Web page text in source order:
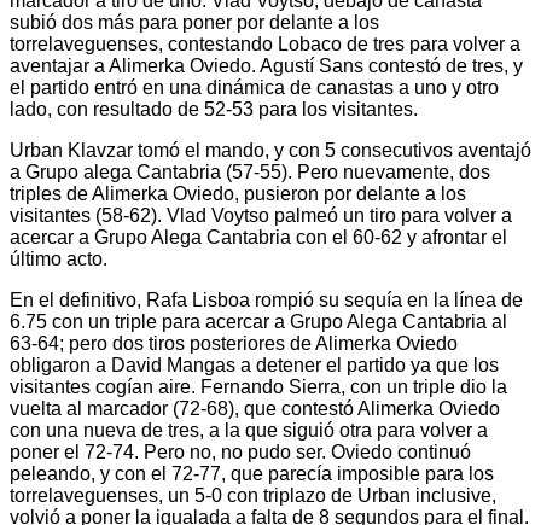
subió dos más para poner por delante a los
torrelaveguenses, contestando Lobaco de tres para volver a
aventajar a Alimerka Oviedo. Agustí Sans contestó de tres, y
el partido entró en una dinámica de canastas a uno y otro
lado, con resultado de 52-53 para los visitantes.
Urban Klavzar tomó el mando, y con 5 consecutivos aventajó
a Grupo alega Cantabria (57-55). Pero nuevamente, dos
triples de Alimerka Oviedo, pusieron por delante a los
visitantes (58-62). Vlad Voytso palmeó un tiro para volver a
acercar a Grupo Alega Cantabria con el 60-62 y afrontar el
último acto.
En el definitivo, Rafa Lisboa rompió su sequía en la línea de
6.75 con un triple para acercar a Grupo Alega Cantabria al
63-64; pero dos tiros posteriores de Alimerka Oviedo
obligaron a David Mangas a detener el partido ya que los
visitantes cogían aire. Fernando Sierra, con un triple dio la
vuelta al marcador (72-68), que contestó Alimerka Oviedo
con una nueva de tres, a la que siguió otra para volver a
poner el 72-74. Pero no, no pudo ser. Oviedo continuó
peleando, y con el 72-77, que parecía imposible para los
torrelaveguenses, un 5-0 con triplazo de Urban inclusive,
volvió a poner la igualada a falta de 8 segundos para el final.